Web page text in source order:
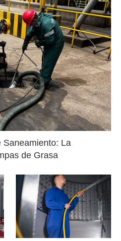
Saneamiento: La
de Grasa